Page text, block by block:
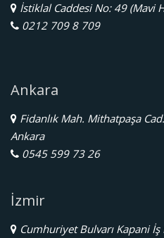
İstiklal Caddesi No: 49 (Mavi
0212 709 8 709
Ankara
Fidanlık Mah. Mithatpaşa
Ankara
0545 599 73 26
İzmir
Cumhuriyet Bulvarı Kapani